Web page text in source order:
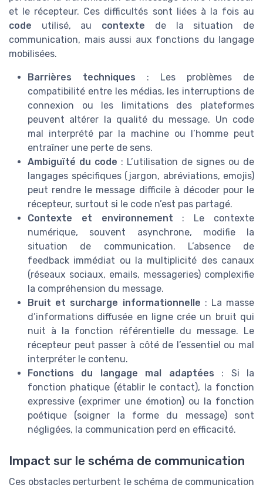
et le récepteur. Ces difficultés sont liées à la fois au
code utilisé, au contexte de la situation de
communication, mais aussi aux fonctions du langage
mobilisées.
Barrières techniques : Les problèmes de
compatibilité entre les médias, les interruptions de
connexion ou les limitations des plateformes
peuvent altérer la qualité du message. Un code
mal interprété par la machine ou l’homme peut
entraîner une perte de sens.
Ambiguïté du code : L’utilisation de signes ou de
langages spécifiques (jargon, abréviations, emojis)
peut rendre le message difficile à décoder pour le
récepteur, surtout si le code n’est pas partagé.
Contexte et environnement : Le contexte
numérique, souvent asynchrone, modifie la
situation de communication. L’absence de
feedback immédiat ou la multiplicité des canaux
(réseaux sociaux, emails, messageries) complexifie
la compréhension du message.
Bruit et surcharge informationnelle : La masse
d’informations diffusée en ligne crée un bruit qui
nuit à la fonction référentielle du message. Le
récepteur peut passer à côté de l’essentiel ou mal
interpréter le contenu.
Fonctions du langage mal adaptées : Si la
fonction phatique (établir le contact), la fonction
expressive (exprimer une émotion) ou la fonction
poétique (soigner la forme du message) sont
négligées, la communication perd en efficacité.
Impact sur le schéma de communication
Ces obstacles perturbent le schéma de communication